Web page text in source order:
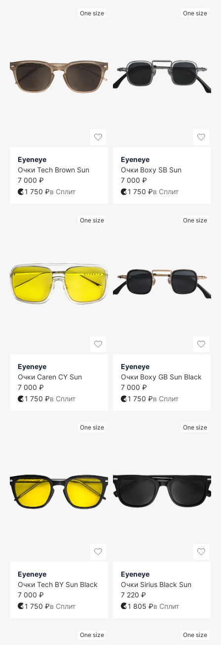
One size
Eyeneye
Очки Tech Brown Sun
7 000 ₽
1 750 ₽в Сплит
One size
Eyeneye
Очки Boxy SB Sun
7 000 ₽
1 750 ₽в Сплит
One size
Eyeneye
Очки Caren CY Sun
7 000 ₽
1 750 ₽в Сплит
One size
Eyeneye
Очки Boxy GB Sun Black
7 000 ₽
1 750 ₽в Сплит
One size
Eyeneye
Очки Tech BY Sun Black
7 000 ₽
1 750 ₽в Сплит
One size
Eyeneye
Очки Sirius Black Sun
7 220 ₽
1 805 ₽в Сплит
One size One size